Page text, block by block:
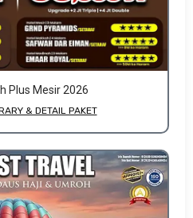
Plus Mesir 2026
& DETAIL PAKET